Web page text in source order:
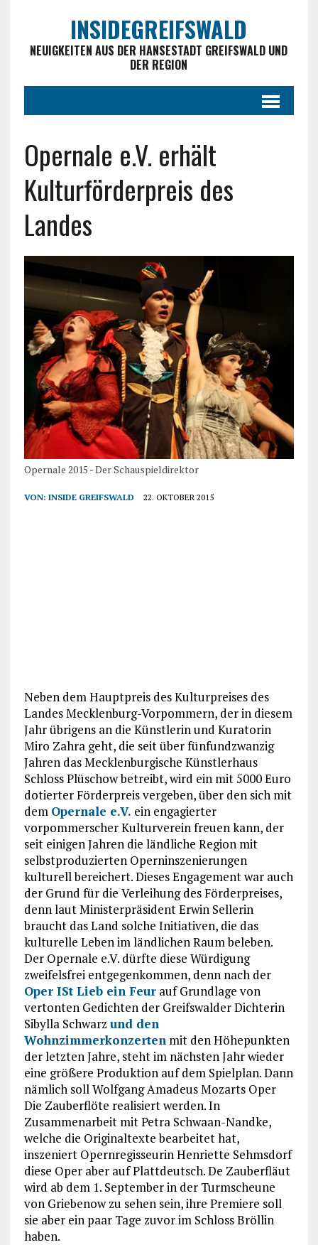
INSIDEGREIFSWALD
NEUIGKEITEN AUS DER HANSESTADT GREIFSWALD UND
DER REGION
Opernale e.V. erhält
Kulturförderpreis des
Landes
Opernale 2015 - Der Schauspieldirektor
VON: INSIDE GREIFSWALD 22. OKTOBER 2015
Neben dem Hauptpreis des Kulturpreises des
Landes Mecklenburg-Vorpommern, der in diesem
Jahr übrigens an die Künstlerin und Kuratorin
Miro Zahra geht, die seit über fünfundzwanzig
Jahren das Mecklenburgische Künstlerhaus
Schloss Plüschow betreibt, wird ein mit 5000 Euro
dotierter Förderpreis vergeben, über den sich mit
dem Opernale e.V. ein engagierter
vorpommerscher Kulturverein freuen kann, der
seit einigen Jahren die ländliche Region mit
selbstproduzierten Operninszenierungen
kulturell bereichert. Dieses Engagement war auch
der Grund für die Verleihung des Förderpreises,
denn laut Ministerpräsident Erwin Sellerin
braucht das Land solche Initiativen, die das
kulturelle Leben im ländlichen Raum beleben.
Der Opernale e.V. dürfte diese Würdigung
zweifelsfrei entgegenkommen, denn nach der
Oper ISt Lieb ein Feurauf Grundlage von
vertonten Gedichten der Greifswalder Dichterin
Sibylla Schwarz und den
Wohnzimmerkonzerten mit den Höhepunkten
der letzten Jahre, steht im nächsten Jahr wieder
eine größere Produktion auf dem Spielplan. Dann
nämlich soll Wolfgang Amadeus Mozarts Oper
Die Zauberflöte realisiert werden. In
Zusammenarbeit mit Petra Schwaan-Nandke,
welche die Originaltexte bearbeitet hat,
inszeniert Opernregisseurin Henriette Sehmsdorf
diese Oper aber auf Plattdeutsch. De Zauberfläut
wird ab dem 1. September in der Turmscheune
von Griebenow zu sehen sein, ihre Premiere soll
sie aber ein paar Tage zuvor im Schloss Bröllin
haben.